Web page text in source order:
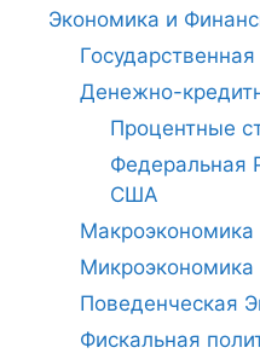
Экономика и
Денежно-
Процентные
Федеральная
США
Макроэкономика
Микроэкономика
Поведенческая
Фискальная